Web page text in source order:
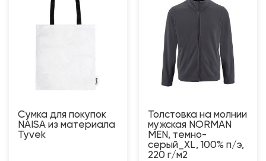
Сумка для покупок
NAISA из материала
Tyvek
Толстовка на молнии
мужская NORMAN
MEN, темно-
серый_XL, 100% п/э,
220 г/м2